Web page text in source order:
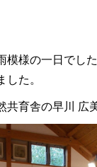
様の一日でし
た。
育舎の早川 広